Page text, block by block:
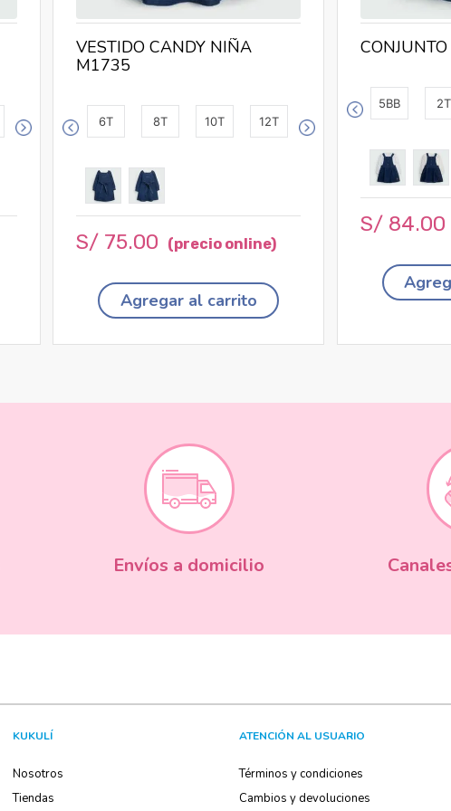
6T 8T 10T 12T
VESTIDO CANDY NIÑA
M1735
S/ 75.00
Agregar al carrito
5BB 2T
S/ 84.00
Envíos a domicilio
KUKULÍ
Nosotros
Tiendas
ATENCIÓN AL USUARIO
Términos y condiciones
Cambios y devoluciones